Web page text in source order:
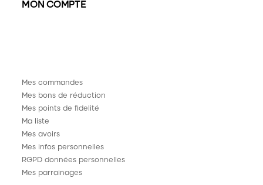
MON COMPTE
Mes commandes
Mes bons de réduction
Mes points de fidelité
Ma liste
Mes avoirs
Mes infos personnelles
RGPD données personnelles
Mes parrainages